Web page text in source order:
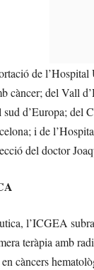
de
càncer; del Vall
d’Europa;
i de
del doctor
l’ICGEA
teràpia amb
càncers